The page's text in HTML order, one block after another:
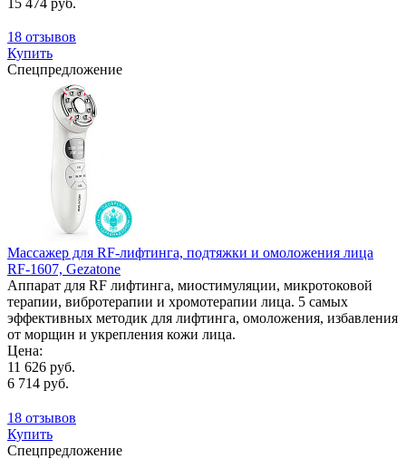
18 отзывов
Купить
Спецпредложение
Массажер для RF-лифтинга, подтяжки и омоложения лица
RF-1607, Gezatone
Аппарат для RF лифтинга, миостимуляции, микротоковой
терапии, вибротерапии и хромотерапии лица. 5 самых
эффективных методик для лифтинга, омоложения, избавления
от морщин и укрепления кожи лица.
Цена:
11 626 руб.
6 714 руб.
18 отзывов
Купить
Спецпредложение